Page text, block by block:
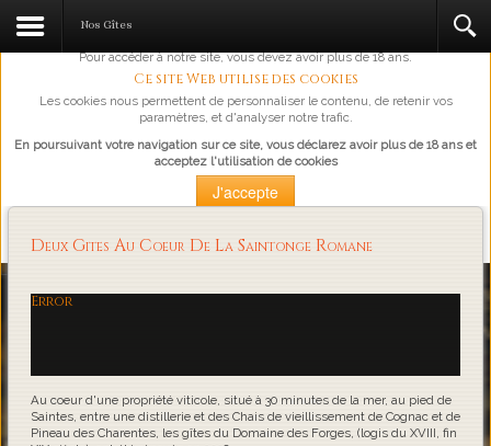
L'abus d'alcool est dangereux pour la santé, à consommer avec
Pour accéder à notre site, vous devez avoir plus de 18 ans.
Ce site Web utilise des cookies
Les cookies nous permettent de personnaliser le contenu, de retenir vos
paramètres, et d'analyser notre trafic.
En poursuivant votre navigation sur ce site, vous déclarez avoir plus de 18 ans et
acceptez l'utilisation de cookies
J'accepte
Loading...
Nos Gîtes
Deux Gites Au Coeur De La Saintonge Romane
Error
Au coeur d'une propriété viticole, situé à 30 minutes de la mer, au pied de
Saintes, entre une distillerie et des Chais de vieillissement de Cognac et de
Pineau des Charentes, les gîtes du Domaine des Forges, (logis du XVIII, fin